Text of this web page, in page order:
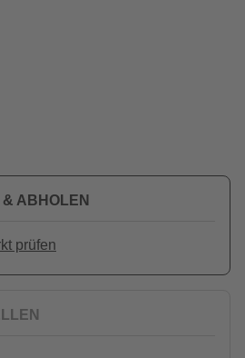
ABHOLEN
prüfen